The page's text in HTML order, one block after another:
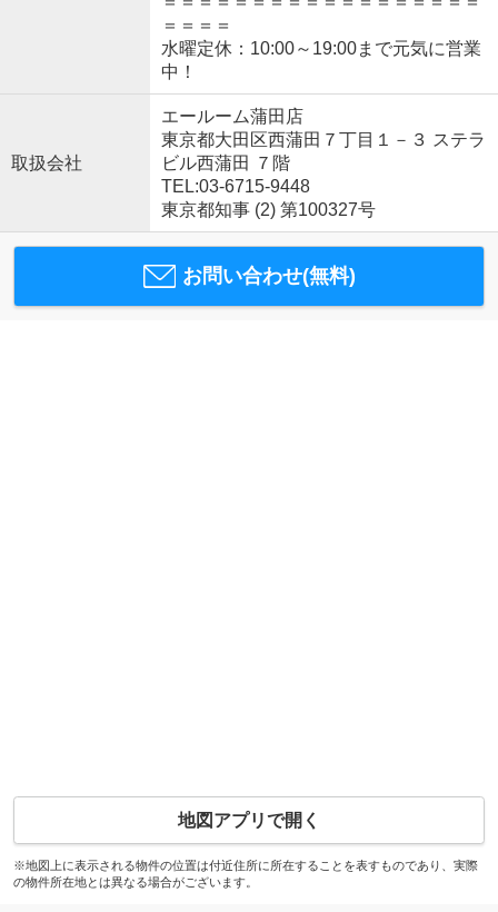
＝＝＝＝
水曜定休：10:00～19:00まで元気に営業
中！
取扱会社
エールーム蒲田店
東京都大田区西蒲田７丁目１－３ ステラ
ビル西蒲田 ７階
TEL:03-6715-9448
東京都知事 (2) 第100327号
お問い合わせ(無料)
地図アプリで開く
※地図上に表示される物件の位置は付近住所に所在することを表すものであり、実際
の物件所在地とは異なる場合がございます。